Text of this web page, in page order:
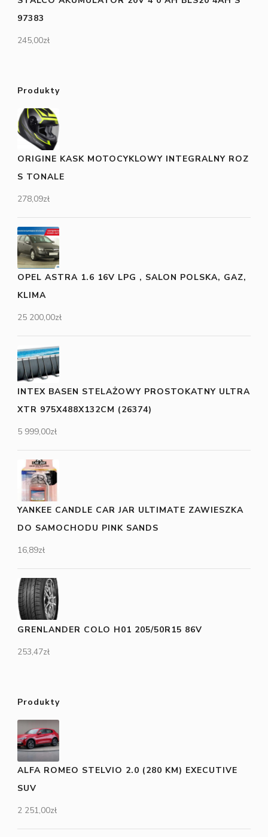
97383
245,00zł
Produkty
ORIGINE KASK MOTOCYKLOWY INTEGRALNY ROZ
S TONALE
278,09zł
OPEL ASTRA 1.6 16V LPG , SALON POLSKA, GAZ,
KLIMA
25 200,00zł
INTEX BASEN STELAŻOWY PROSTOKATNY ULTRA
XTR 975X488X132CM (26374)
5 999,00zł
YANKEE CANDLE CAR JAR ULTIMATE ZAWIESZKA
DO SAMOCHODU PINK SANDS
16,89zł
GRENLANDER COLO H01 205/50R15 86V
253,47zł
Produkty
ALFA ROMEO STELVIO 2.0 (280 KM) EXECUTIVE
SUV
2 251,00zł